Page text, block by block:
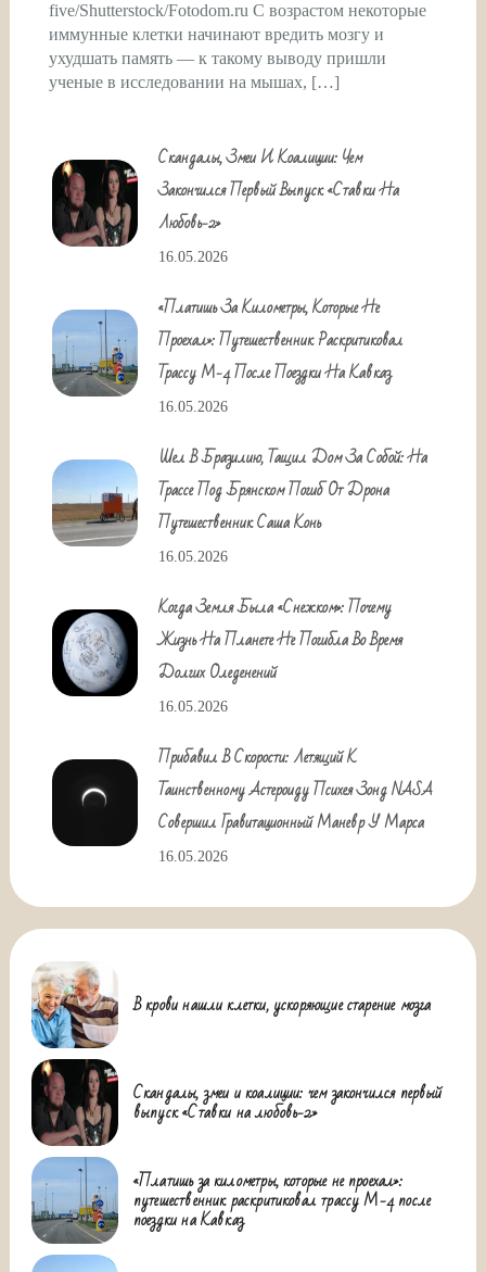
five/Shutterstock/Fotodom.ru С возрастом некоторые
иммунные клетки начинают вредить мозгу и
ухудшать память — к такому выводу пришли
ученые в исследовании на мышах, […]
Скандалы, Змеи И Коалиции: Чем
Закончился Первый Выпуск «Ставки На
Любовь-2»
16.05.2026
«Платишь За Километры, Которые Не
Проехал»: Путешественник Раскритиковал
Трассу М-4 После Поездки На Кавказ
16.05.2026
Шел В Бразилию, Тащил Дом За Собой: На
Трассе Под Брянском Погиб От Дрона
Путешественник Саша Конь
16.05.2026
Когда Земля Была «снежком»: Почему
Жизнь На Планете Не Погибла Во Время
Долгих Оледенений
16.05.2026
Прибавил В Скорости: Летящий К
Таинственному Астероиду Психея Зонд NASA
Совершил Гравитационный Маневр У Марса
16.05.2026
В крови нашли клетки, ускоряющие старение мозга
Скандалы, змеи и коалиции: чем закончился первый
выпуск «Ставки на любовь-2»
«Платишь за километры, которые не проехал»:
путешественник раскритиковал трассу М-4 после
поездки на Кавказ